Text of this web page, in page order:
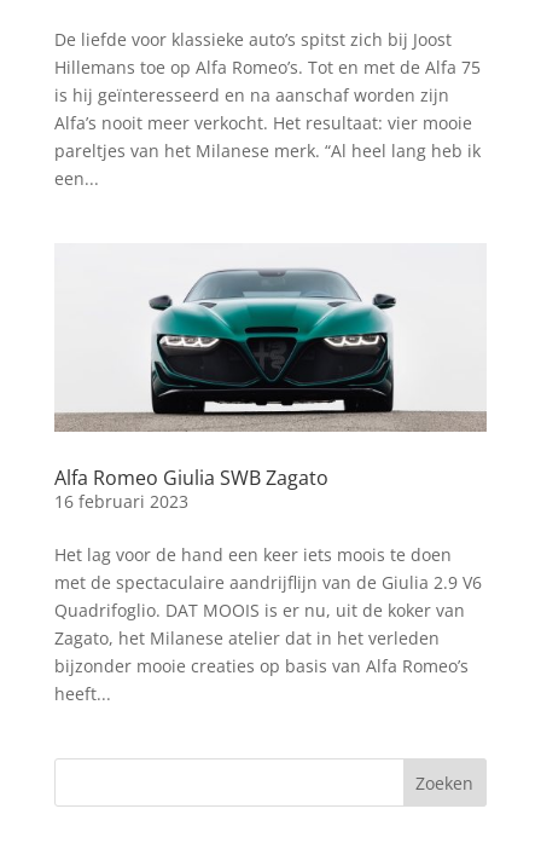
De liefde voor klassieke auto’s spitst zich bij Joost
Hillemans toe op Alfa Romeo’s. Tot en met de Alfa 75
is hij geïnteresseerd en na aanschaf worden zijn
Alfa’s nooit meer verkocht. Het resultaat: vier mooie
pareltjes van het Milanese merk. “Al heel lang heb ik
een...
Alfa Romeo Giulia SWB Zagato
16 februari 2023
Het lag voor de hand een keer iets moois te doen
met de spectaculaire aandrijflijn van de Giulia 2.9 V6
Quadrifoglio. DAT MOOIS is er nu, uit de koker van
Zagato, het Milanese atelier dat in het verleden
bijzonder mooie creaties op basis van Alfa Romeo’s
heeft...